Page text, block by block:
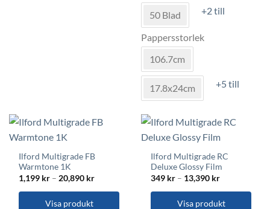
varianter.
De
olika
kan
väljas
på
produktsidan
50 Blad +2 till
Pappersstorlek
106.7cm
17.8x24cm +5 till
Ilford Multigrade FB
Warmtone 1K
1,199 kr – 20,890 krPrisintervall:
till
Visa produkt
Ilford Multigrade RC
Deluxe Glossy Film
349 kr – 13,390 krPrisintervall:
till
13,390 kr
Visa produkt